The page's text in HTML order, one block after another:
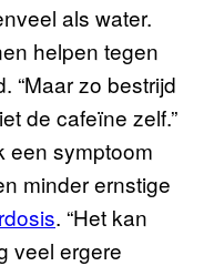
als water.
helpen tegen
“Maar zo bestrijd
de cafeïne zelf.”
een symptoom
minder ernstige
. “Het kan
veel ergere